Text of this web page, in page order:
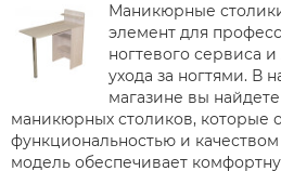
Маникюрные
элемент для
ногтевого сервиса
ухода за ногтями. В
магазине вы
маникюрных столиков, которые
функциональностью и
модель обеспечивает